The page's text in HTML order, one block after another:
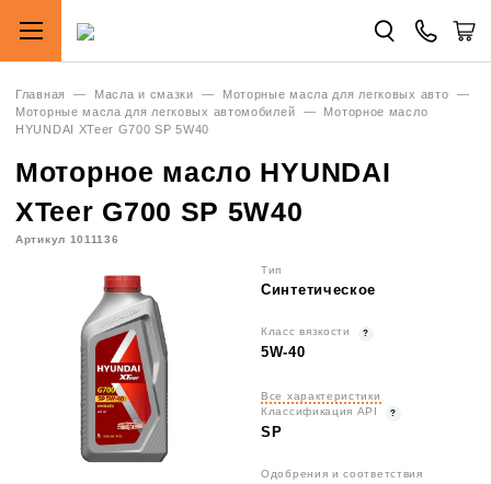
Главная — Масла и смазки — Моторные масла для легковых авто
—
Моторные масла для легковых автомобилей
—
Моторное масло
HYUNDAI XTeer G700 SP 5W40
Моторное масло HYUNDAI
XTeer G700 SP 5W40
Артикул 1011136
Тип
Синтетическое
Класс вязкости
5W-40
Все характеристики
Классификация API
SP
Одобрения и соответствия